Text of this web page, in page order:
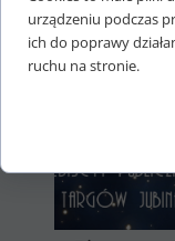
urządzeniu podczas
ich do poprawy
ruchu na stronie.